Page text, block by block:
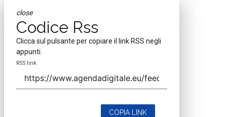
close
Codice Rss
Clicca sul pulsante per copiare il link RSS negli
appunti.
RSS link
COPIA LINK